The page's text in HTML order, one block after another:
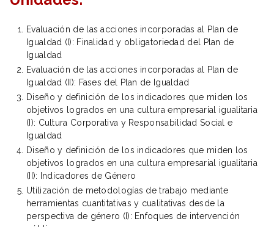
Evaluación de las acciones incorporadas al Plan de
Igualdad (I): Finalidad y obligatoriedad del Plan de
Igualdad
Evaluación de las acciones incorporadas al Plan de
Igualdad (II): Fases del Plan de Igualdad
Diseño y definición de los indicadores que miden los
objetivos logrados en una cultura empresarial igualitaria
(I): Cultura Corporativa y Responsabilidad Social e
Igualdad
Diseño y definición de los indicadores que miden los
objetivos logrados en una cultura empresarial igualitaria
(II): Indicadores de Género
Utilización de metodologías de trabajo mediante
herramientas cuantitativas y cualitativas desde la
perspectiva de género (I): Enfoques de intervención